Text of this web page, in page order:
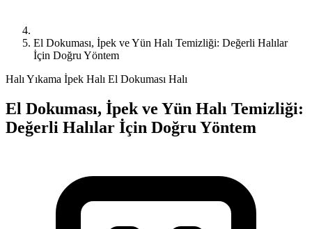
El Dokuması, İpek ve Yün Halı Temizliği: Değerli Halılar
İçin Doğru Yöntem
Halı Yıkama İpek Halı El Dokuması Halı
El Dokuması, İpek ve Yün Halı Temizliği:
Değerli Halılar İçin Doğru Yöntem